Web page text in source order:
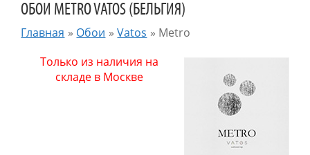
ОБОИ METRO VATOS (БЕЛЬГИЯ)
Главная » Обои »Vatos » Metro
Только из наличия на
складе в Москве